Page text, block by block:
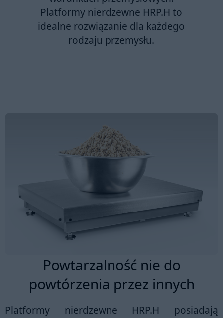
Platformy nierdzewne HRP.H to
idealne rozwiązanie dla każdego
rodzaju przemysłu.
Powtarzalność nie do
powtórzenia przez innych
Platformy nierdzewne HRP.H posiadają